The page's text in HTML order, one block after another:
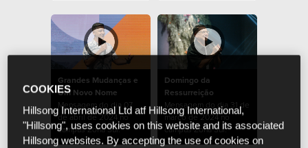
Grandes Mudanças e
Um Novo Nome
Mensagem do dia 07
de abril de 2024 no
campus Zona Sul.
Domingo da
Ressurreição
Mensagem do dia 31 de
março de 2024 no
campus Zona Sul.
COOKIES
Hillsong International Ltd atf Hillsong International,
"Hillsong", uses cookies on this website and its associated
Hillsong websites. By accepting the use of cookies on